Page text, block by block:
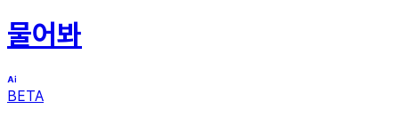
물어봐
BETA